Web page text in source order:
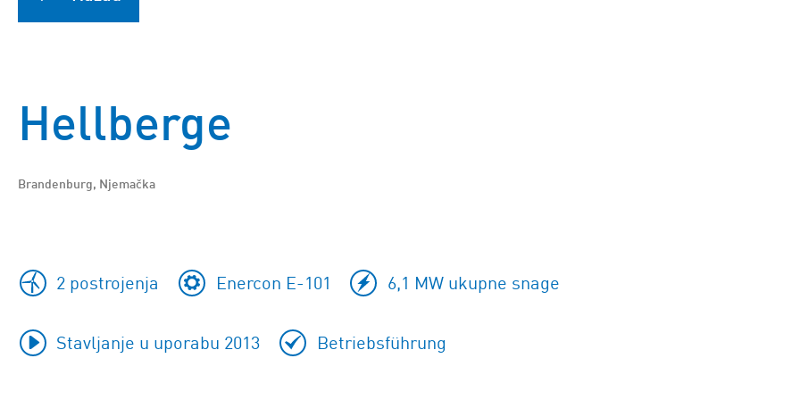
Hellberge
Brandenburg, Njemačka
2 postrojenja Enercon E-101 6,1 MW ukupne snage
Stavljanje u uporabu 2013 Betriebsführung